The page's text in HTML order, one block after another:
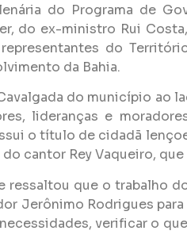
do Programa de
do ex-ministro Rui
do
da Bahia.
do município ao
lideranças e
o título de cidadã
cantor Rey Vaqueiro,
que o trabalho
Jerônimo Rodrigues
verificar o